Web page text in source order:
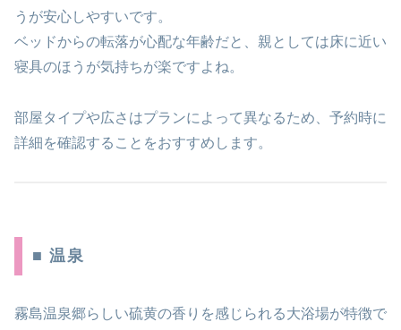
うが安心しやすいです。
ベッドからの転落が心配な年齢だと、親としては床に近い
寝具のほうが気持ちが楽ですよね。
部屋タイプや広さはプランによって異なるため、予約時に
詳細を確認することをおすすめします。
■ 温泉
霧島温泉郷らしい硫黄の香りを感じられる大浴場が特徴で